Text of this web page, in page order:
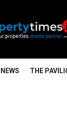
NEWS THE